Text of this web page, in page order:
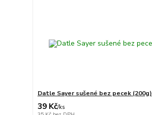
Datle Sayer sušené bez pecek (200g)
39 Kč/ks